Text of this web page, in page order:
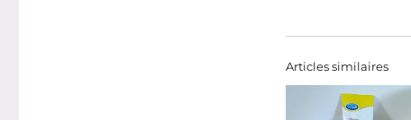
Articles similaires